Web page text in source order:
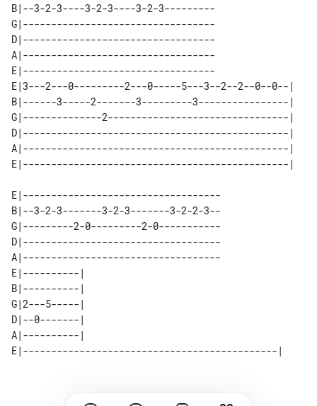
B|--3-2-3----3-2-3----3-2-3---------
G|----------------------------------
D|----------------------------------
A|----------------------------------
E|----------------------------------
E|3---2---0---------2---0-----5---3--2--2--0--0--|
B|------3-----2-------3---------3----------------|
G|--------------2--------------------------------|
D|-----------------------------------------------|
A|-----------------------------------------------|
E|-----------------------------------
B|--3-2-3-------3-2-3-------3-2-2-3--
G|---------2-0---------2-0-----------
D|-----------------------------------
A|-----------------------------------
E|----------|
B|----------|
G|2---5-----|
D|--0-------|